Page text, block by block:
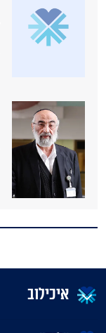
איכילוב